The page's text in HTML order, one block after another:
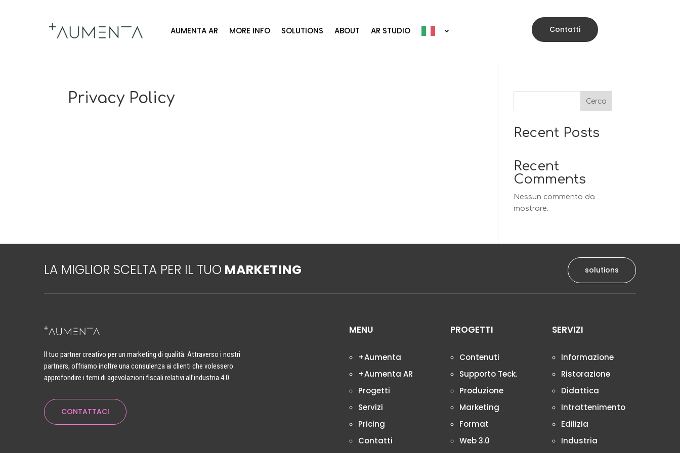
AUMENTA AR MORE INFO SOLUTIONS ABOUT AR STUDIO Contatti
Privacy Policy Cerca
Recent Posts
Recent
Comments
Nessun commento da
mostrare.
LA MIGLIOR SCELTA PER IL TUO MARKETING solutions
Il tuo partner creativo per un marketing di qualità. Attraverso i nostri
partners, offriamo inoltre una consulenza ai clienti che volessero
approfondire i temi di agevolazioni fiscali relativi all’industria 4.0
CONTATTACI
MENU
+Aumenta
+Aumenta AR
Progetti
Servizi
Pricing
Contatti
PROGETTI
Contenuti
Supporto Teck.
Produzione
Marketing
Format
Web 3.0
SERVIZI
Informazione
Ristorazione
Didattica
Intrattenimento
Edilizia
Industria